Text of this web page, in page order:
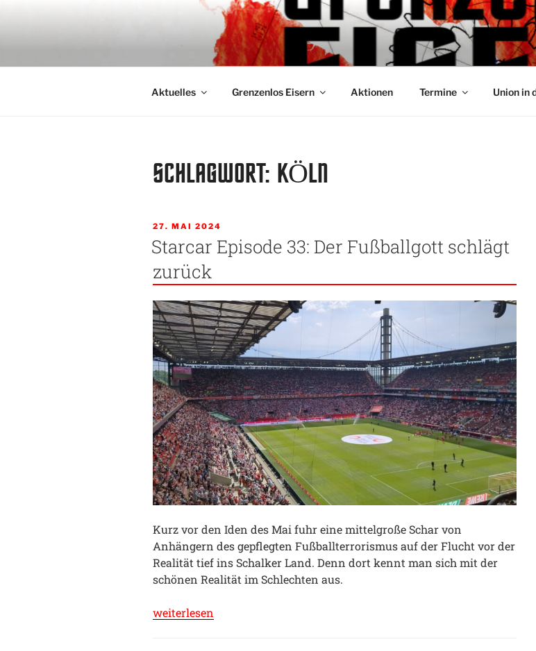
GRENZENLOS EISERN
Fanclub für Respekt und Toleranz im Stadion
Aktuelles Grenzenlos Eisern Aktionen Termine Union in
SCHLAGWORT: KÖLN
VERÖFFENTLICHT
27. MAI 2024
Starcar Episode 33: Der Fußballgott schlägt
zurück
Kurz vor den Iden des Mai fuhr eine mittelgroße Schar von
Anhängern des gepflegten Fußballterrorismus auf der Flucht vor der
Realität tief ins Schalker Land. Denn dort kennt man sich mit der
schönen Realität im Schlechten aus.
„Starcar
weiterlesen